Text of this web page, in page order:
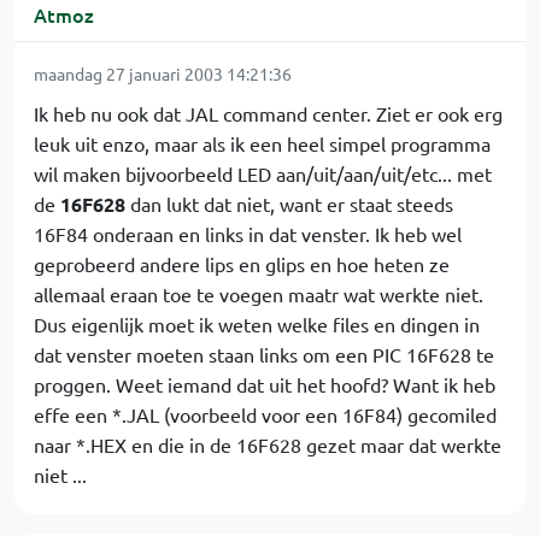
Atmoz
maandag 27 januari 2003 14:21:36
Ik heb nu ook dat JAL command center. Ziet er ook erg
leuk uit enzo, maar als ik een heel simpel programma
wil maken bijvoorbeeld LED aan/uit/aan/uit/etc... met
de 16F628 dan lukt dat niet, want er staat steeds
16F84 onderaan en links in dat venster. Ik heb wel
geprobeerd andere lips en glips en hoe heten ze
allemaal eraan toe te voegen maatr wat werkte niet.
Dus eigenlijk moet ik weten welke files en dingen in
dat venster moeten staan links om een PIC 16F628 te
proggen. Weet iemand dat uit het hoofd? Want ik heb
effe een *.JAL (voorbeeld voor een 16F84) gecomiled
naar *.HEX en die in de 16F628 gezet maar dat werkte
niet ...